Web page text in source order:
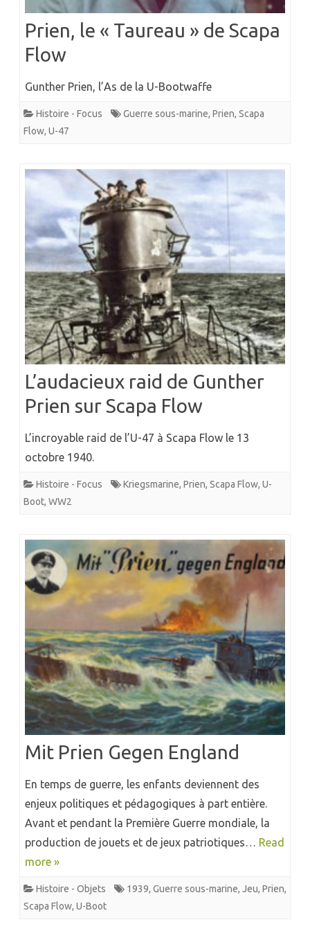
Prien, le « Taureau » de Scapa
Flow
Gunther Prien, l’As de la U-Bootwaffe
Histoire - Focus Guerre sous-marine, Prien, Scapa
Flow, U-47
L’audacieux raid de Gunther
Prien sur Scapa Flow
L’incroyable raid de l’U-47 à Scapa Flow le 13
octobre 1940.
Histoire - Focus Kriegsmarine, Prien, Scapa Flow, U-
Boot, WW2
Mit Prien Gegen England
En temps de guerre, les enfants deviennent des
enjeux politiques et pédagogiques à part entière.
Avant et pendant la Première Guerre mondiale, la
production de jouets et de jeux patriotiques… Read
more »
Histoire - Objets 1939, Guerre sous-marine, Jeu, Prien,
Scapa Flow, U-Boot